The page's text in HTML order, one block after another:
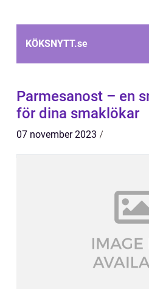
KÖKSNYTT.se
Parmesanost – en
för dina smaklökar
07 november 2023